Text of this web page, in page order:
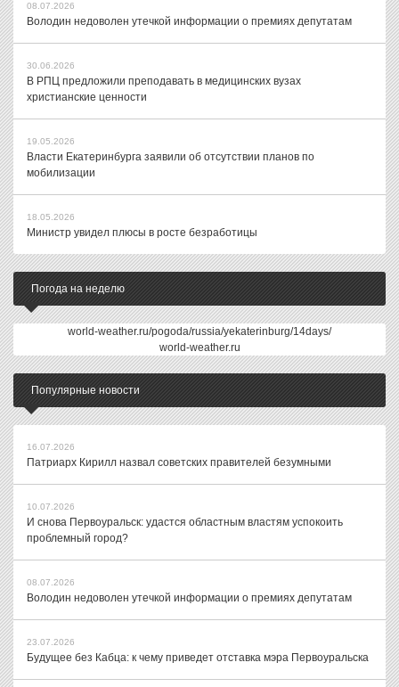
08.07.2026
Володин недоволен утечкой информации о премиях депутатам
30.06.2026
В РПЦ предложили преподавать в медицинских вузах
христианские ценности
19.05.2026
Власти Екатеринбурга заявили об отсутствии планов по
мобилизации
18.05.2026
Министр увидел плюсы в росте безработицы
Погода на неделю
world-weather.ru/pogoda/russia/yekaterinburg/14days/
world-weather.ru
Популярные новости
16.07.2026
Патриарх Кирилл назвал советских правителей безумными
10.07.2026
И снова Первоуральск: удастся областным властям успокоить
проблемный город?
08.07.2026
Володин недоволен утечкой информации о премиях депутатам
23.07.2026
Будущее без Кабца: к чему приведет отставка мэра Первоуральска